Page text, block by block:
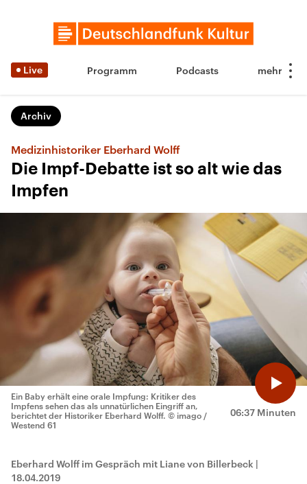
Live Programm Podcasts
Archiv
Medizinhistoriker Eberhard Wolff
Die Impf-Debatte ist so alt wie das
Impfen
06:37 Minuten
Ein Baby erhält eine orale Impfung: Kritiker des
Impfens sehen das als unnatürlichen Eingriff an,
berichtet der Historiker Eberhard Wolff. © imago /
Westend 61
Eberhard Wolff im Gespräch mit Liane von Billerbeck |
18.04.2019